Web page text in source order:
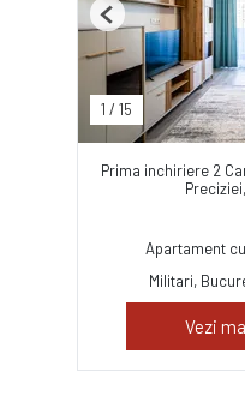
1 / 15
Previous
Prima inchiriere 2
Apartament
Militari,
Vezi